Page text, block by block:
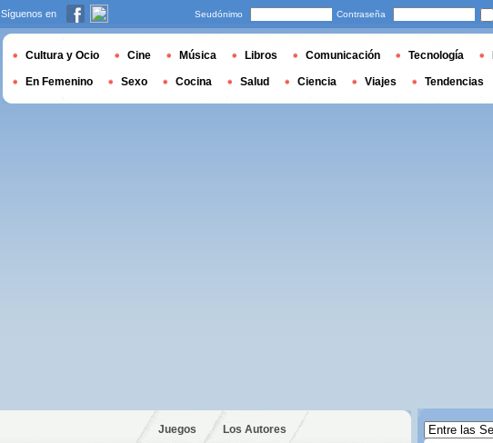
Juegos Los Autores
Síguenos en Seudónimo Contraseña
Cultura y Ocio Cine Música Libros Comunicación Tecnología
En Femenino Sexo Cocina Salud Ciencia Viajes Tendencias